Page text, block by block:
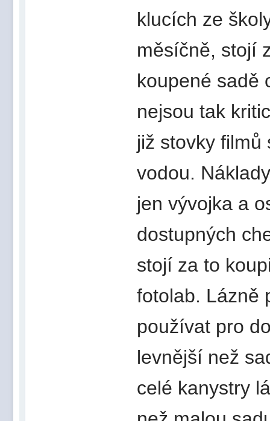
klucích ze
měsíčně, stojí
koupené sadě
nejsou tak
již stovky filmů
vodou.
jen vývojka a
dostupných
stojí za to
fotolab. Lázně
používat pro
levnější než
celé kanystry